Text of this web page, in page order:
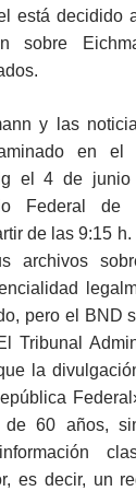
está decidido
sobre
y las
en el
el 4 de junio
Federal de
de las 9:15
archivos
pero el BND
Tribunal
la
de 60 años,
es decir, un